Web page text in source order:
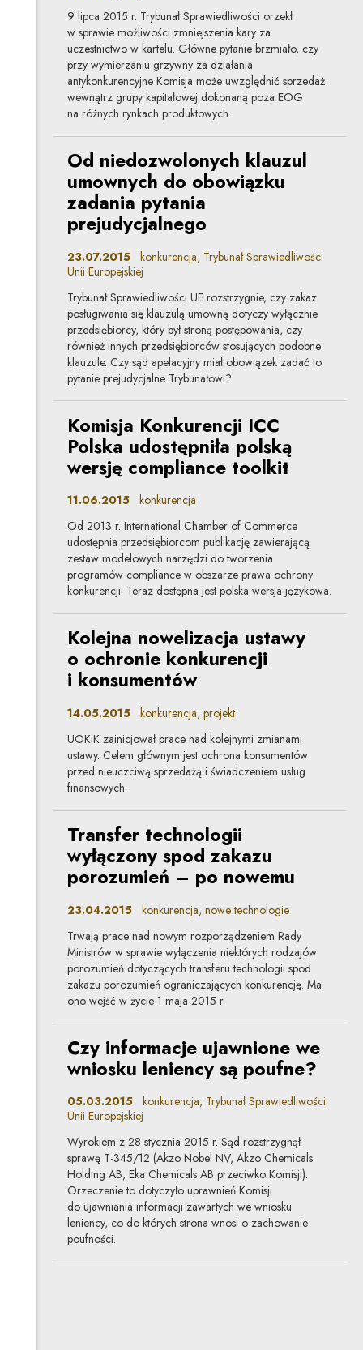
9 lipca 2015 r. Trybunał Sprawiedliwości orzekł
w sprawie możliwości zmniejszenia kary za
uczestnictwo w kartelu. Główne pytanie brzmiało, czy
przy wymierzaniu grzywny za działania
antykonkurencyjne Komisja może uwzględnić sprzedaż
wewnątrz grupy kapitałowej dokonaną poza EOG
na różnych rynkach produktowych.
Od niedozwolonych klauzul
umownych do obowiązku
zadania pytania
prejudycjalnego
23.07.2015 konkurencja, Trybunał Sprawiedliwości
Unii Europejskiej
Trybunał Sprawiedliwości UE rozstrzygnie, czy zakaz
posługiwania się klauzulą umowną dotyczy wyłącznie
przedsiębiorcy, który był stroną postępowania, czy
również innych przedsiębiorców stosujących podobne
klauzule. Czy sąd apelacyjny miał obowiązek zadać to
pytanie prejudycjalne Trybunałowi?
Komisja Konkurencji ICC
Polska udostępniła polską
wersję compliance toolkit
11.06.2015 konkurencja
Od 2013 r. International Chamber of Commerce
udostępnia przedsiębiorcom publikację zawierającą
zestaw modelowych narzędzi do tworzenia
programów compliance w obszarze prawa ochrony
konkurencji. Teraz dostępna jest polska wersja językowa.
Kolejna nowelizacja ustawy
o ochronie konkurencji
i konsumentów
14.05.2015 konkurencja, projekt
UOKiK zainicjował prace nad kolejnymi zmianami
ustawy. Celem głównym jest ochrona konsumentów
przed nieuczciwą sprzedażą i świadczeniem usług
finansowych.
Transfer technologii
wyłączony spod zakazu
porozumień – po nowemu
23.04.2015 konkurencja, nowe technologie
Trwają prace nad nowym rozporządzeniem Rady
Ministrów w sprawie wyłączenia niektórych rodzajów
porozumień dotyczących transferu technologii spod
zakazu porozumień ograniczających konkurencję. Ma
ono wejść w życie 1 maja 2015 r.
Czy informacje ujawnione we
wniosku leniency są poufne?
05.03.2015 konkurencja, Trybunał Sprawiedliwości
Unii Europejskiej
Wyrokiem z 28 stycznia 2015 r. Sąd rozstrzygnął
sprawę T-345/12 (Akzo Nobel NV, Akzo Chemicals
Holding AB, Eka Chemicals AB przeciwko Komisji).
Orzeczenie to dotyczyło uprawnień Komisji
do ujawniania informacji zawartych we wniosku
leniency, co do których strona wnosi o zachowanie
poufności.